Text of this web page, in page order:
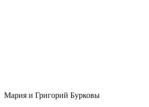
Мария и Григорий Бурковы